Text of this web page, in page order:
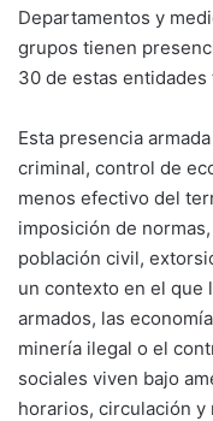
Departamentos y
grupos tienen
30 de estas
Esta presencia
criminal, control de
menos efectivo del
imposición de
población civil,
un contexto en el que
armados, las
minería ilegal o el
sociales viven bajo
horarios, circulación